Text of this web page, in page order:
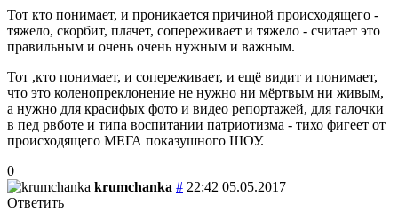
Тот кто понимает, и проникается причиной происходящего -
тяжело, скорбит, плачет, сопереживает и тяжело - считает это
правильным и очень очень нужным и важным.
Тот ,кто понимает, и сопереживает, и ещё видит и понимает,
что это коленопреклонение не нужно ни мёртвым ни живым,
а нужно для красифых фото и видео репортажей, для галочки
в пед рвботе и типа воспитании патриотизма - тихо фигеет от
происходящего МЕГА показушного ШОУ.
0
krumchanka # 22:42 05.05.2017
Ответить